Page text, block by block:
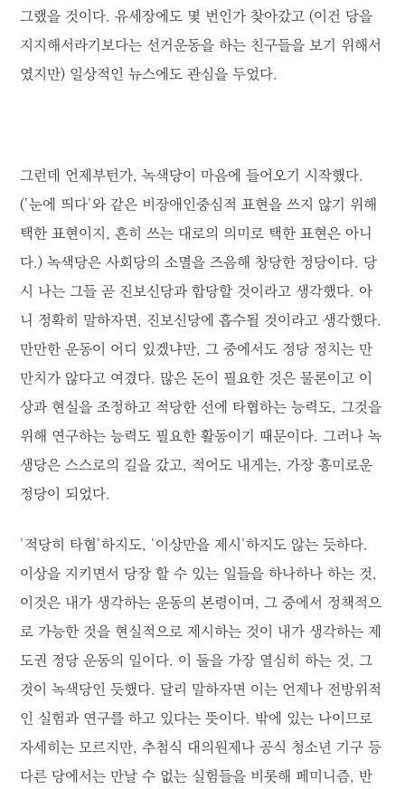
그랬을 것이다. 유세장에도 몇 번인가 찾아갔고 (이건 당을
지지해서라기보다는 선거운동을 하는 친구들을 보기 위해서
였지만) 일상적인 뉴스에도 관심을 두었다.
그런데 언제부턴가, 녹색당이 마음에 들어오기 시작했다.
('눈에 띄다'와 같은 비장애인중심적 표현을 쓰지 않기 위해
택한 표현이지, 흔히 쓰는 대로의 의미로 택한 표현은 아니
다.) 녹색당은 사회당의 소멸을 즈음해 창당한 정당이다. 당
시 나는 그들 곧 진보신당과 합당할 것이라고 생각했다. 아
니 정확히 말하자면, 진보신당에 흡수될 것이라고 생각했다.
만만한 운동이 어디 있겠냐만, 그 중에서도 정당 정치는 만
만치가 않다고 여겼다. 많은 돈이 필요한 것은 물론이고 이
상과 현실을 조정하고 적당한 선에 타협하는 능력도, 그것을
위해 연구하는 능력도 필요한 활동이기 때문이다. 그러나 녹
생당은 스스로의 길을 갔고, 적어도 내게는, 가장 흥미로운
정당이 되었다.
'적당히 타협'하지도, '이상만을 제시'하지도 않는 듯하다.
이상을 지키면서 당장 할 수 있는 일들을 하나하나 하는 것,
이것은 내가 생각하는 운동의 본령이며, 그 중에서 정책적으
로 가능한 것을 현실적으로 제시하는 것이 내가 생각하는 제
도권 정당 운동의 일이다. 이 둘을 가장 열심히 하는 것, 그
것이 녹색당인 듯했다. 달리 말하자면 이는 언제나 전방위적
인 실험과 연구를 하고 있다는 뜻이다. 밖에 있는 나이므로
자세히는 모르지만, 추첨식 대의원제나 공식 청소년 기구 등
다른 당에서는 만날 수 없는 실험들을 비롯해 페미니즘, 반